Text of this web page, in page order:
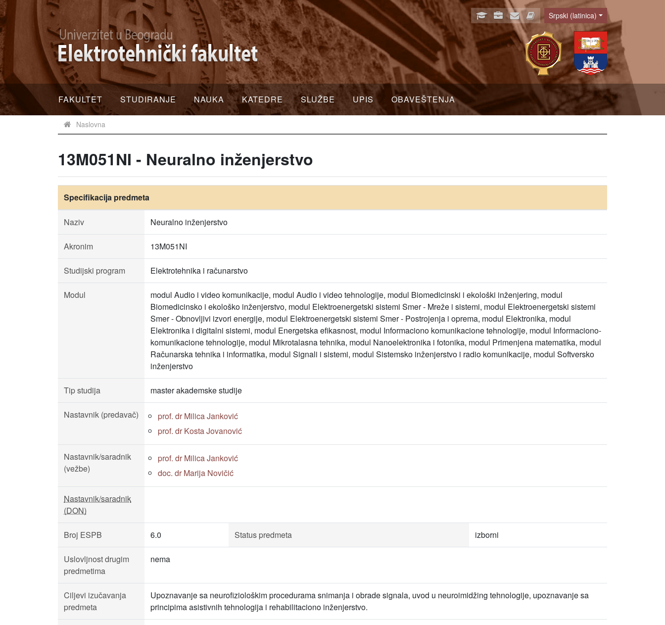
Language
Srpski (latinica)
FAKULTET STUDIRANJE NAUKA KATEDRE SLUŽBE UPIS OBAVEŠTENJA
Naslovna
13M051NI - Neuralno inženjerstvo
Specifikacija predmeta
Naziv Neuralno inženjerstvo
Akronim 13M051NI
Studijski program Elektrotehnika i računarstvo
Modul
modul Audio i video komunikacije, modul Audio i video tehnologije, modul Biomedicinski i ekološki inženjering, modul
Biomedicinsko i ekološko inženjerstvo, modul Elektroenergetski sistemi Smer - Mreže i sistemi, modul Elektroenergetski sistemi
Smer - Obnovljivi izvori energije, modul Elektroenergetski sistemi Smer - Postrojenja i oprema, modul Elektronika, modul
Elektronika i digitalni sistemi, modul Energetska efikasnost, modul Informaciono komunikacione tehnologije, modul Informaciono-
komunikacione tehnologije, modul Mikrotalasna tehnika, modul Nanoelektronika i fotonika, modul Primenjena matematika, modul
Računarska tehnika i informatika, modul Signali i sistemi, modul Sistemsko inženjerstvo i radio komunikacije, modul Softversko
inženjerstvo
Tip studija master akademske studije
Nastavnik (predavač)
prof. dr Milica Janković
prof. dr Kosta Jovanović
Nastavnik/saradnik
(vežbe)
prof. dr Milica Janković
doc. dr Marija Novičić
Nastavnik/saradnik
(DON)
Broj ESPB 6.0 Status predmeta izborni
Uslovljnost drugim
predmetima
nema
Ciljevi izučavanja
predmeta
Upoznavanje sa neurofiziološkim procedurama snimanja i obrade signala, uvod u neuroimidžing tehnologije, upoznavanje sa
principima asistivnih tehnologija i rehabilitaciono inženjerstvo.